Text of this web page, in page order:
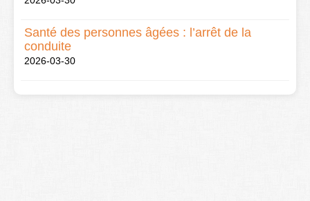
Santé des personnes âgées : l’arrêt de la
conduite
2026-03-30